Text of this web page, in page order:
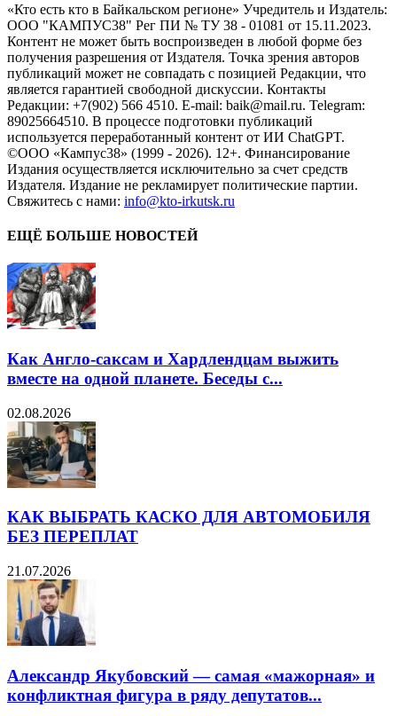
«Кто есть кто в Байкальском регионе» Учредитель и Издатель:
ООО "КАМПУС38" Рег ПИ № ТУ 38 - 01081 от 15.11.2023.
Контент не может быть воспроизведен в любой форме без
получения разрешения от Издателя. Точка зрения авторов
публикаций может не совпадать с позицией Редакции, что
является гарантией свободной дискуссии. Контакты
Редакции: +7(902) 566 4510. E-mail: baik@mail.ru. Telegram:
89025664510. В процессе подготовки публикаций
используется переработанный контент от ИИ ChatGPT.
©ООО «Кампус38» (1999 - 2026). 12+. Финансирование
Издания осуществляется исключительно за счет средств
Издателя. Издание не рекламирует политические партии.
Свяжитесь с нами: info@kto-irkutsk.ru
ЕЩЁ БОЛЬШЕ НОВОСТЕЙ
Как Англо-саксам и Хардлендцам выжить
вместе на одной планете. Беседы с...
02.08.2026
КАК ВЫБРАТЬ КАСКО ДЛЯ АВТОМОБИЛЯ
БЕЗ ПЕРЕПЛАТ
21.07.2026
Александр Якубовский — самая «мажорная» и
конфликтная фигура в ряду депутатов...